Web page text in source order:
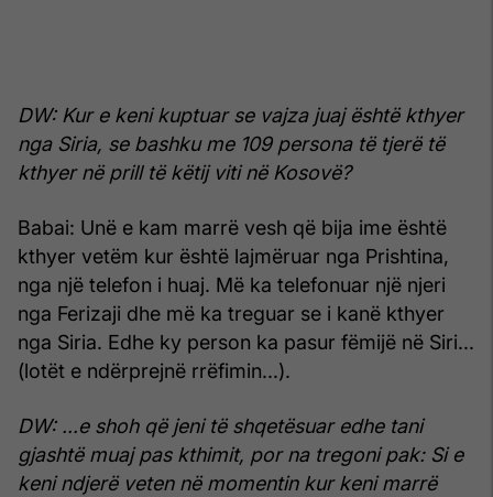
DW: Kur e keni kuptuar se vajza juaj është kthyer
nga Siria, se bashku me 109 persona të tjerë të
kthyer në prill të këtij viti në Kosovë?
Babai: Unë e kam marrë vesh që bija ime është
kthyer vetëm kur është lajmëruar nga Prishtina,
nga një telefon i huaj. Më ka telefonuar një njeri
nga Ferizaji dhe më ka treguar se i kanë kthyer
nga Siria. Edhe ky person ka pasur fëmijë në Siri...
(lotët e ndërprejnë rrëfimin...).
DW: ...e shoh që jeni të shqetësuar edhe tani
gjashtë muaj pas kthimit, por na tregoni pak: Si e
keni ndjerë veten në momentin kur keni marrë